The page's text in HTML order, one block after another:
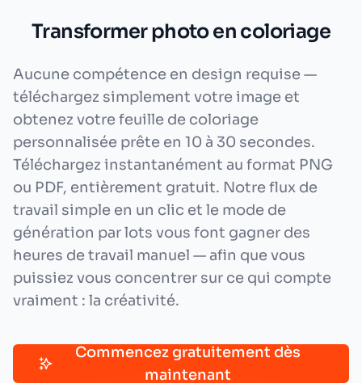
Transformer photo en coloriage
Aucune compétence en design requise —
téléchargez simplement votre image et
obtenez votre feuille de coloriage
personnalisée prête en 10 à 30 secondes.
Téléchargez instantanément au format PNG
ou PDF, entièrement gratuit. Notre flux de
travail simple en un clic et le mode de
génération par lots vous font gagner des
heures de travail manuel — afin que vous
puissiez vous concentrer sur ce qui compte
vraiment : la créativité.
Commencez gratuitement dès
maintenant